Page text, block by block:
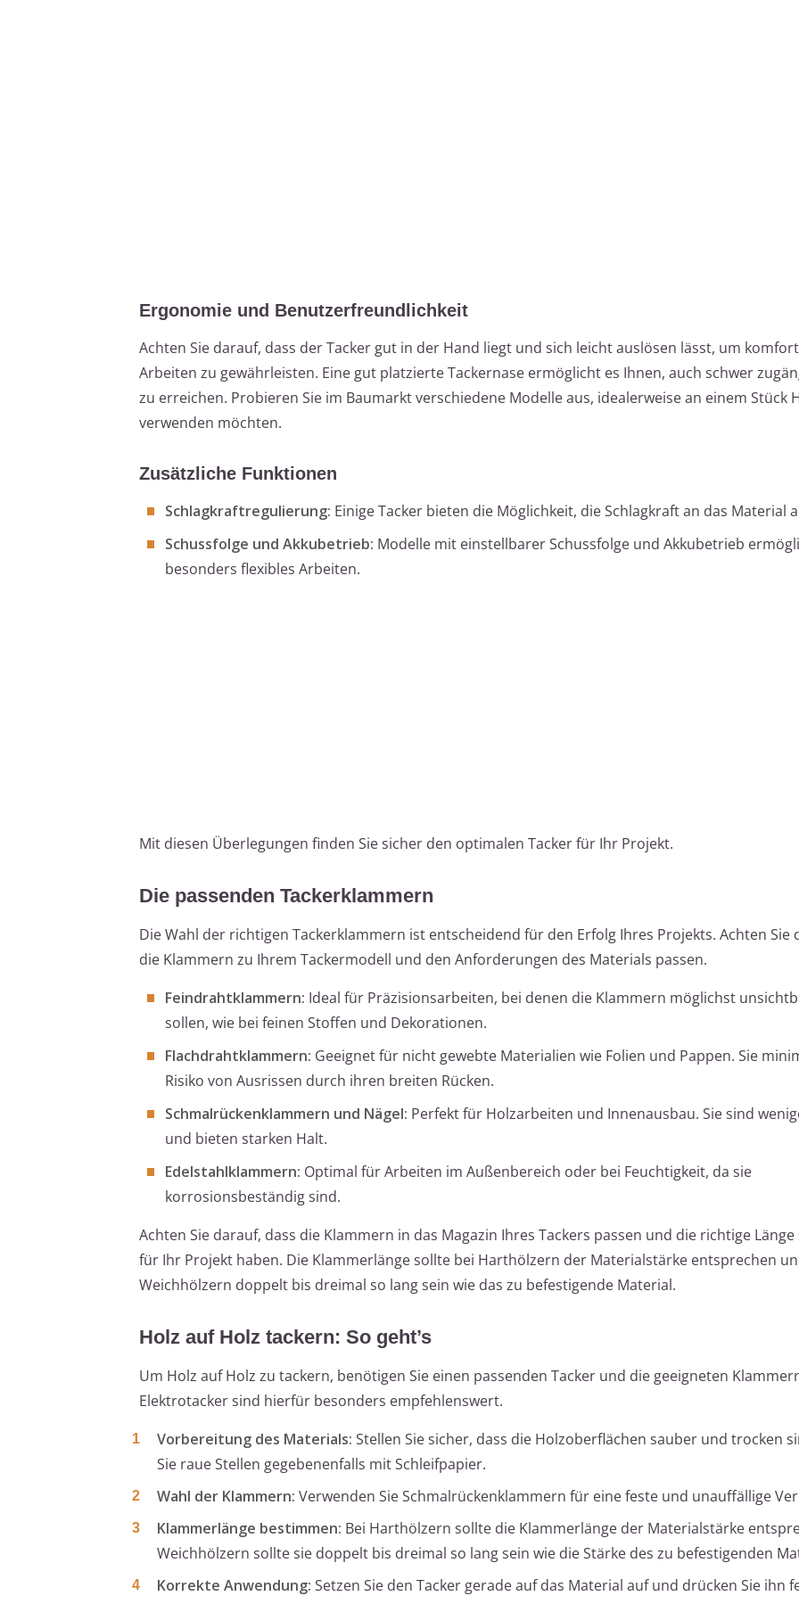
Ergonomie und Benutzerfreundlichkeit
Achten Sie darauf, dass der Tacker gut in der Hand liegt und sich leicht auslösen lässt, um
Arbeiten zu gewährleisten. Eine gut platzierte Tackernase ermöglicht es Ihnen, auch schwer
zu erreichen. Probieren Sie im Baumarkt verschiedene Modelle aus, idealerweise an einem Stück
verwenden möchten.
Zusätzliche Funktionen
Schlagkraftregulierung: Einige Tacker bieten die Möglichkeit, die Schlagkraft an das Material
Schussfolge und Akkubetrieb: Modelle mit einstellbarer Schussfolge und Akkubetrieb
besonders flexibles Arbeiten.
Mit diesen Überlegungen finden Sie sicher den optimalen Tacker für Ihr Projekt.
Die passenden Tackerklammern
Die Wahl der richtigen Tackerklammern ist entscheidend für den Erfolg Ihres Projekts. Achten Sie
die Klammern zu Ihrem Tackermodell und den Anforderungen des Materials passen.
Feindrahtklammern: Ideal für Präzisionsarbeiten, bei denen die Klammern möglichst
sollen, wie bei feinen Stoffen und Dekorationen.
Flachdrahtklammern: Geeignet für nicht gewebte Materialien wie Folien und Pappen. Sie
Risiko von Ausrissen durch ihren breiten Rücken.
Schmalrückenklammern und Nägel: Perfekt für Holzarbeiten und Innenausbau. Sie sind
und bieten starken Halt.
Edelstahlklammern: Optimal für Arbeiten im Außenbereich oder bei Feuchtigkeit, da sie
korrosionsbeständig sind.
Achten Sie darauf, dass die Klammern in das Magazin Ihres Tackers passen und die richtige Länge
für Ihr Projekt haben. Die Klammerlänge sollte bei Harthölzern der Materialstärke entsprechen
Weichhölzern doppelt bis dreimal so lang sein wie das zu befestigende Material.
Holz auf Holz tackern: So geht’s
Um Holz auf Holz zu tackern, benötigen Sie einen passenden Tacker und die geeigneten
Elektrotacker sind hierfür besonders empfehlenswert.
Vorbereitung des Materials: Stellen Sie sicher, dass die Holzoberflächen sauber und trocken
Sie raue Stellen gegebenenfalls mit Schleifpapier.
Wahl der Klammern: Verwenden Sie Schmalrückenklammern für eine feste und unauffällige
Klammerlänge bestimmen: Bei Harthölzern sollte die Klammerlänge der Materialstärke
Weichhölzern sollte sie doppelt bis dreimal so lang sein wie die Stärke des zu befestigenden
Korrekte Anwendung: Setzen Sie den Tacker gerade auf das Material auf und drücken Sie ihn